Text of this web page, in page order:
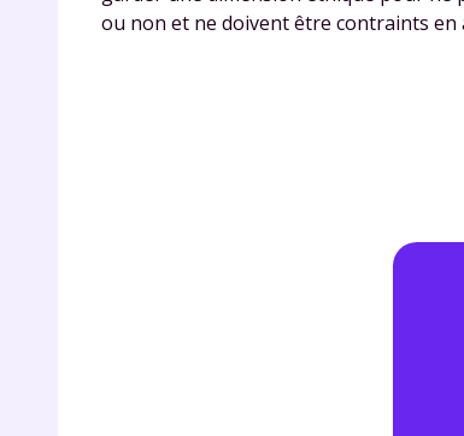
ou non et ne doivent être contraints en